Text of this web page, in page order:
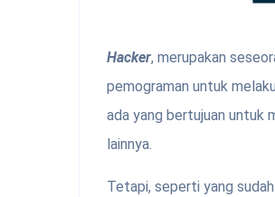
Hacker, merupakan
pemograman untuk
ada yang bertujuan untuk
lainnya.
Tetapi, seperti yang